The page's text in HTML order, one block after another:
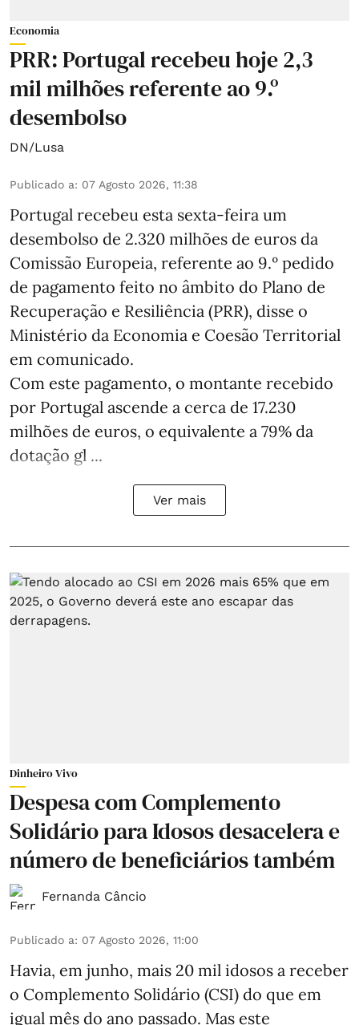
Economia
PRR: Portugal recebeu hoje 2,3
mil milhões referente ao 9.º
desembolso
DN/Lusa
Publicado a: 07 Agosto 2026, 11:38
Portugal recebeu esta sexta-feira um
desembolso de 2.320 milhões de euros da
Comissão Europeia, referente ao 9.º pedido
de pagamento feito no âmbito do Plano de
Recuperação e Resiliência (PRR), disse o
Ministério da Economia e Coesão Territorial
em comunicado.
Com este pagamento, o montante recebido
por Portugal ascende a cerca de 17.230
milhões de euros, o equivalente a 79% da
dotação gl ...
Ver mais
Dinheiro Vivo
Despesa com Complemento
Solidário para Idosos desacelera e
número de beneficiários também
Fernanda Câncio
Publicado a: 07 Agosto 2026, 11:00
Havia, em junho, mais 20 mil idosos a receber
o Complemento Solidário (CSI) do que em
igual mês do ano passado. Mas este